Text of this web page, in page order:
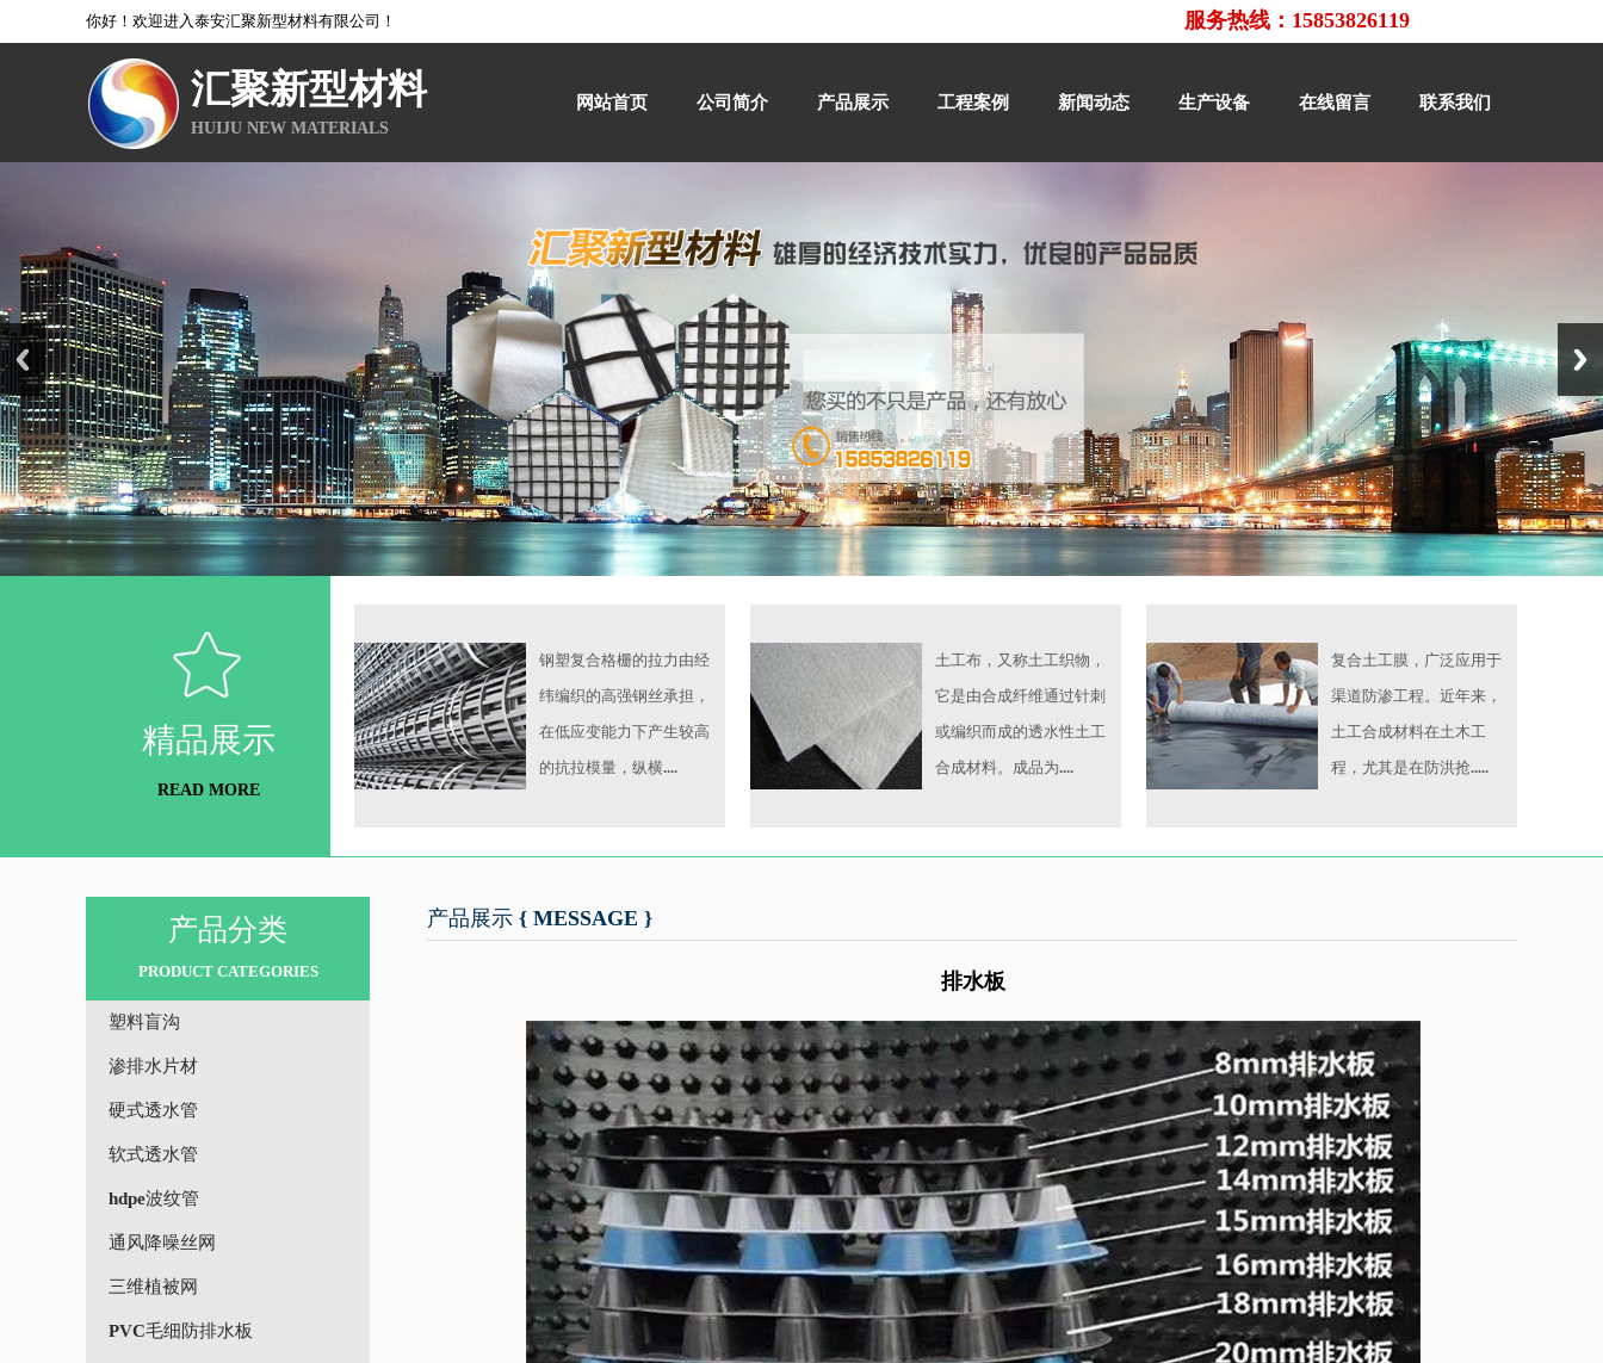
你好！欢迎进入泰安汇聚新型材料有限公司！ 服务热线：15853826119
汇聚新型材料
HUIJU NEW MATERIALS
网站首页 公司简介 产品展示 工程案例 新闻动态 生产设备 在线留言 联系我们
精品展示
READ MORE
钢塑复合格栅的拉力由经
纬编织的高强钢丝承担，
在低应变能力下产生较高
的抗拉模量，纵横....
土工布，又称土工织物，
它是由合成纤维通过针刺
或编织而成的透水性土工
合成材料。成品为....
复合土工膜，广泛应用于
渠道防渗工程。近年来，
土工合成材料在土木工
程，尤其是在防洪抢.....
产品分类
PRODUCT CATEGORIES
塑料盲沟
渗排水片材
硬式透水管
软式透水管
hdpe波纹管
通风降噪丝网
三维植被网
PVC毛细防排水板
产品展示 { MESSAGE }
排水板